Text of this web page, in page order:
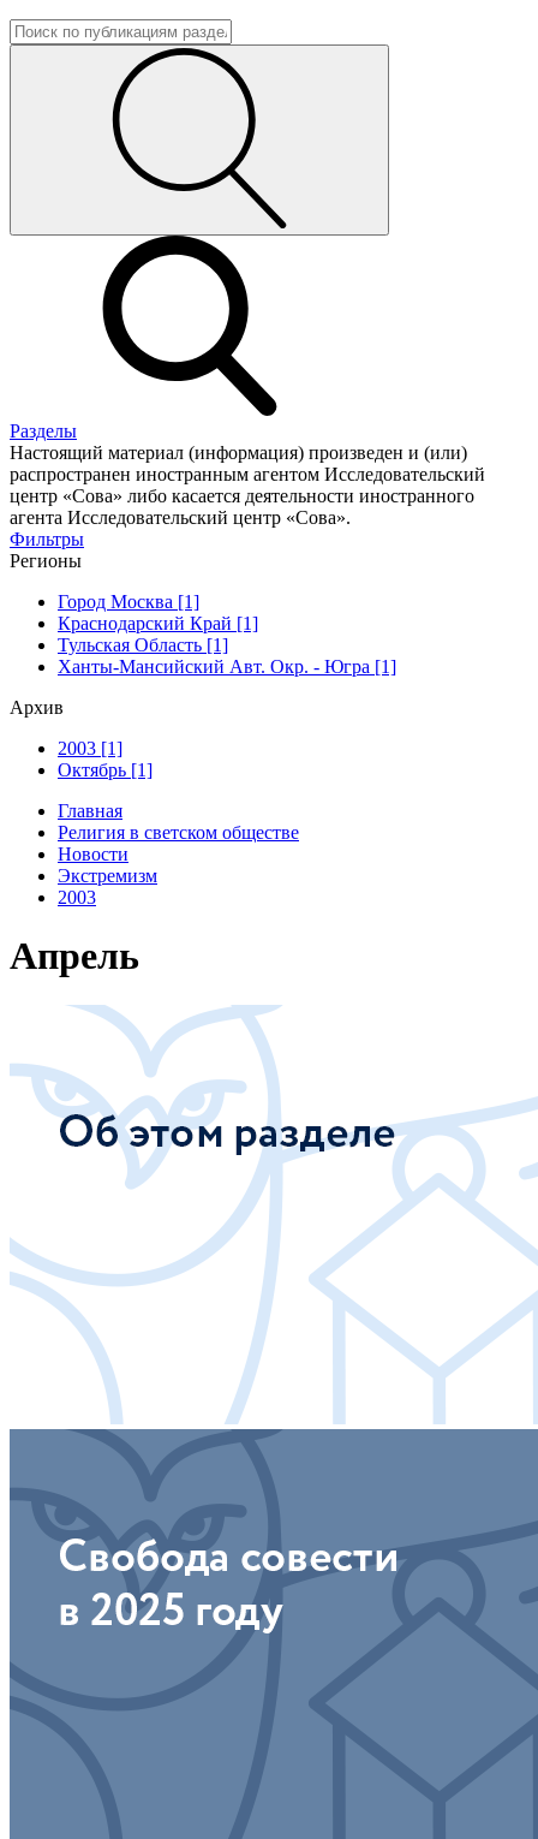
Разделы
Настоящий материал (информация) произведен и (или)
распространен иностранным агентом Исследовательский
центр «Сова» либо касается деятельности иностранного
агента Исследовательский центр «Сова».
Фильтры
Регионы
Город Москва [1]
Краснодарский Край [1]
Тульская Область [1]
Ханты-Мансийский Авт. Окр. - Югра [1]
Архив
2003 [1]
Октябрь [1]
Главная
Религия в светском обществе
Новости
Экстремизм
2003
Апрель